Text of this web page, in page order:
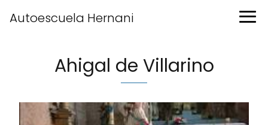
Autoescuela Hernani
Ahigal de Villarino